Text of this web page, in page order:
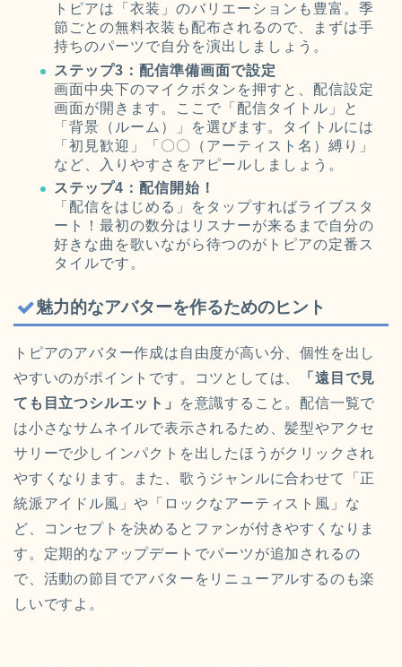
トピアは「衣装」のバリエーションも豊富。季
節ごとの無料衣装も配布されるので、まずは手
持ちのパーツで自分を演出しましょう。
ステップ3：配信準備画面で設定
画面中央下のマイクボタンを押すと、配信設定
画面が開きます。ここで「配信タイトル」と
「背景（ルーム）」を選びます。タイトルには
「初見歓迎」「〇〇（アーティスト名）縛り」
など、入りやすさをアピールしましょう。
ステップ4：配信開始！
「配信をはじめる」をタップすればライブスタ
ート！最初の数分はリスナーが来るまで自分の
好きな曲を歌いながら待つのがトピアの定番ス
タイルです。
魅力的なアバターを作るためのヒント
トピアのアバター作成は自由度が高い分、個性を出し
やすいのがポイントです。コツとしては、
「遠目で見
ても目立つシルエット」
を意識すること。配信一覧で
は小さなサムネイルで表示されるため、髪型やアクセ
サリーで少しインパクトを出したほうがクリックされ
やすくなります。また、歌うジャンルに合わせて「正
統派アイドル風」や「ロックなアーティスト風」な
ど、コンセプトを決めるとファンが付きやすくなりま
す。定期的なアップデートでパーツが追加されるの
で、活動の節目でアバターをリニューアルするのも楽
しいですよ。